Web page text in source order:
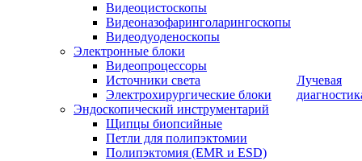
Видеоцистоскопы
Видеоназофаринголарингоскопы
Видеодуоденоскопы
Электронные блоки
Видеопроцессоры
Источники света
Электрохирургические блоки
Эндоскопический инструментарий
Щипцы биопсийные
Петли для полипэктомии
Полипэктомия (EMR и ESD)
Лучевая